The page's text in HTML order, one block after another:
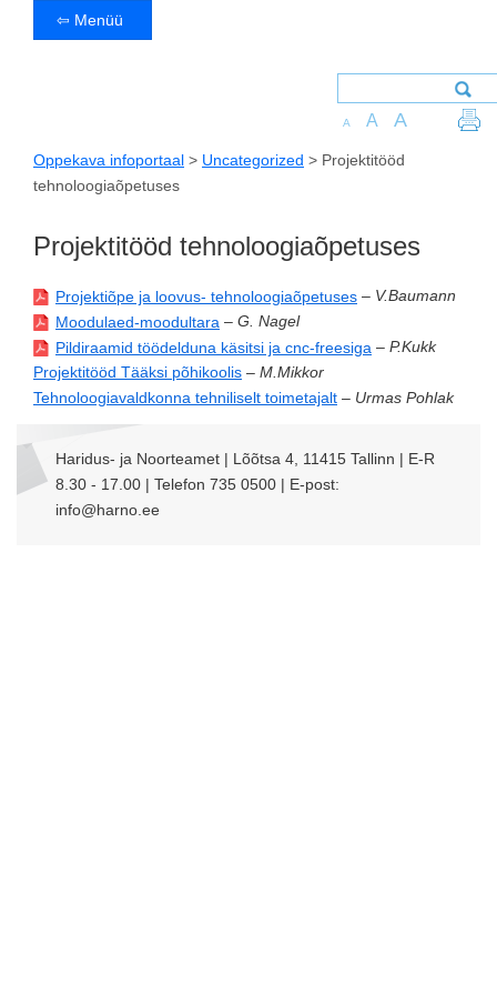
⇦ Menüü
A A A
Oppekava infoportaal > Uncategorized > Projektitööd
tehnoloogiaõpetuses
Projektitööd tehnoloogiaõpetuses
Projektiõpe ja loovus- tehnoloogiaõpetuses – V.Baumann
Moodulaed-moodultara – G. Nagel
Pildiraamid töödelduna käsitsi ja cnc-freesiga – P.Kukk
Projektitööd Tääksi põhikoolis – M.Mikkor
Tehnoloogiavaldkonna tehniliselt toimetajalt – Urmas Pohlak
Haridus- ja Noorteamet | Lõõtsa 4, 11415 Tallinn | E-R
8.30 - 17.00 | Telefon 735 0500 | E-post:
info@harno.ee